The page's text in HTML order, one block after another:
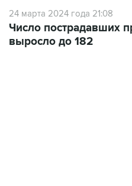
24 марта 2024 года 21:08
Число пострадавших
выросло до 182